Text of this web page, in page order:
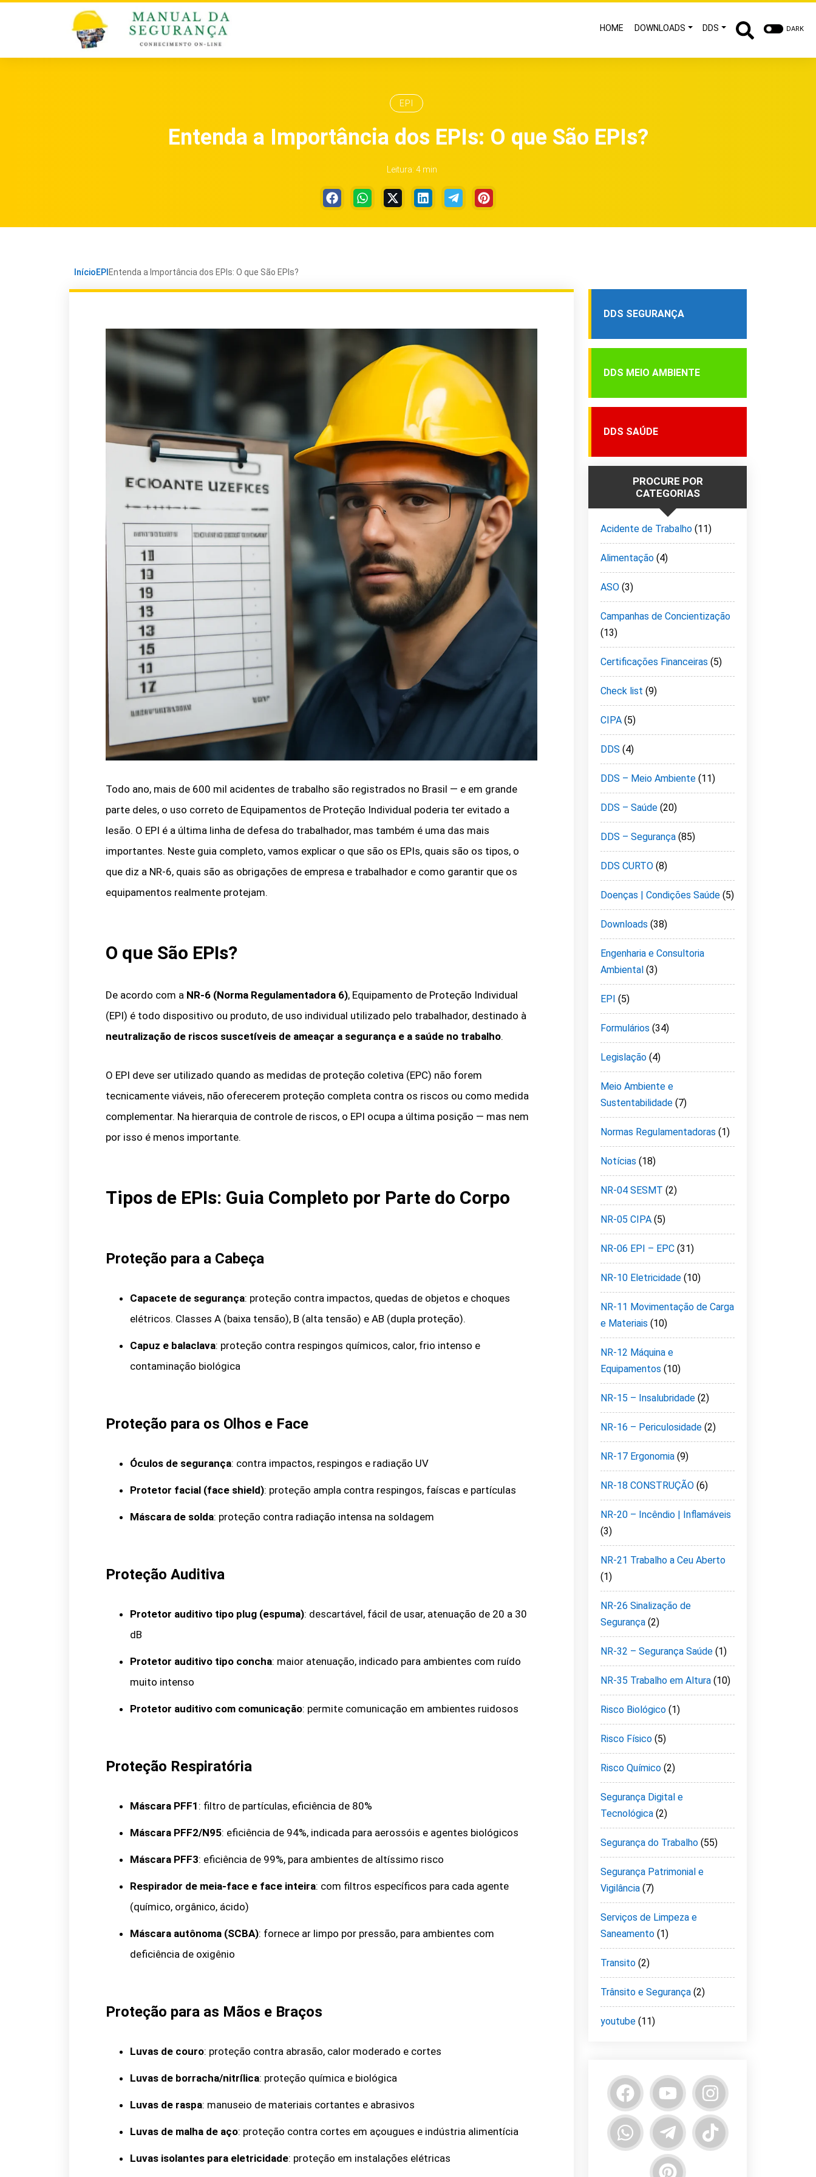
HOME DOWNLOADS DDS DARK
EPI
Entenda a Importância dos EPIs: O que São EPIs?
Leitura: 4 min
InícioEPI Entenda a Importância dos EPIs: O que São EPIs?
Todo ano, mais de 600 mil acidentes de trabalho são registrados no Brasil — e em grande
parte deles, o uso correto de Equipamentos de Proteção Individual poderia ter evitado a
lesão. O EPI é a última linha de defesa do trabalhador, mas também é uma das mais
importantes. Neste guia completo, vamos explicar o que são os EPIs, quais são os tipos, o
que diz a NR-6, quais são as obrigações de empresa e trabalhador e como garantir que os
equipamentos realmente protejam.
O que São EPIs?
De acordo com a NR-6 (Norma Regulamentadora 6), Equipamento de Proteção Individual
(EPI) é todo dispositivo ou produto, de uso individual utilizado pelo trabalhador, destinado à
neutralização de riscos suscetíveis de ameaçar a segurança e a saúde no trabalho.
O EPI deve ser utilizado quando as medidas de proteção coletiva (EPC) não forem
tecnicamente viáveis, não oferecerem proteção completa contra os riscos ou como medida
complementar. Na hierarquia de controle de riscos, o EPI ocupa a última posição — mas nem
por isso é menos importante.
Tipos de EPIs: Guia Completo por Parte do Corpo
Proteção para a Cabeça
Capacete de segurança: proteção contra impactos, quedas de objetos e choques
elétricos. Classes A (baixa tensão), B (alta tensão) e AB (dupla proteção).
Capuz e balaclava: proteção contra respingos químicos, calor, frio intenso e
contaminação biológica
Proteção para os Olhos e Face
Óculos de segurança: contra impactos, respingos e radiação UV
Protetor facial (face shield): proteção ampla contra respingos, faíscas e partículas
Máscara de solda: proteção contra radiação intensa na soldagem
Proteção Auditiva
Protetor auditivo tipo plug (espuma): descartável, fácil de usar, atenuação de 20 a 30
dB
Protetor auditivo tipo concha: maior atenuação, indicado para ambientes com ruído
muito intenso
Protetor auditivo com comunicação: permite comunicação em ambientes ruidosos
Proteção Respiratória
Máscara PFF1 : filtro de partículas, eficiência de 80%
Máscara PFF2/N95: eficiência de 94%, indicada para aerossóis e agentes biológicos
Máscara PFF3: eficiência de 99%, para ambientes de altíssimo risco
Respirador de meia-face e face inteira: com filtros específicos para cada agente
(químico, orgânico, ácido)
Máscara autônoma (SCBA): fornece ar limpo por pressão, para ambientes com
deficiência de oxigênio
Proteção para as Mãos e Braços
Luvas de couro: proteção contra abrasão, calor moderado e cortes
Luvas de borracha/nitrílica: proteção química e biológica
Luvas de raspa: manuseio de materiais cortantes e abrasivos
Luvas de malha de aço: proteção contra cortes em açougues e indústria alimentícia
Luvas isolantes para eletricidade: proteção em instalações elétricas
DDS SEGURANÇA
DDS MEIO AMBIENTE
DDS SAÚDE
PROCURE POR
CATEGORIAS
Acidente de Trabalho (11)
Alimentação (4)
ASO (3)
Campanhas de Concientização
(13)
Certificações Financeiras (5)
Check list (9)
CIPA (5)
DDS (4)
DDS – Meio Ambiente (11)
DDS – Saúde (20)
DDS – Segurança (85)
DDS CURTO (8)
Doenças | Condições Saúde (5)
Downloads (38)
Engenharia e Consultoria
Ambiental (3)
EPI (5)
Formulários (34)
Legislação (4)
Meio Ambiente e
Sustentabilidade (7)
Normas Regulamentadoras (1)
Notícias (18)
NR-04 SESMT (2)
NR-05 CIPA (5)
NR-06 EPI – EPC (31)
NR-10 Eletricidade (10)
NR-11 Movimentação de Carga
e Materiais (10)
NR-12 Máquina e
Equipamentos (10)
NR-15 – Insalubridade (2)
NR-16 – Periculosidade (2)
NR-17 Ergonomia (9)
NR-18 CONSTRUÇÃO (6)
NR-20 – Incêndio | Inflamáveis
(3)
NR-21 Trabalho a Ceu Aberto
(1)
NR-26 Sinalização de
Segurança (2)
NR-32 – Segurança Saúde (1)
NR-35 Trabalho em Altura (10)
Risco Biológico (1)
Risco Físico (5)
Risco Químico (2)
Segurança Digital e
Tecnológica (2)
Segurança do Trabalho (55)
Segurança Patrimonial e
Vigilância (7)
Serviços de Limpeza e
Saneamento (1)
Transito (2)
Trânsito e Segurança (2)
youtube (11)